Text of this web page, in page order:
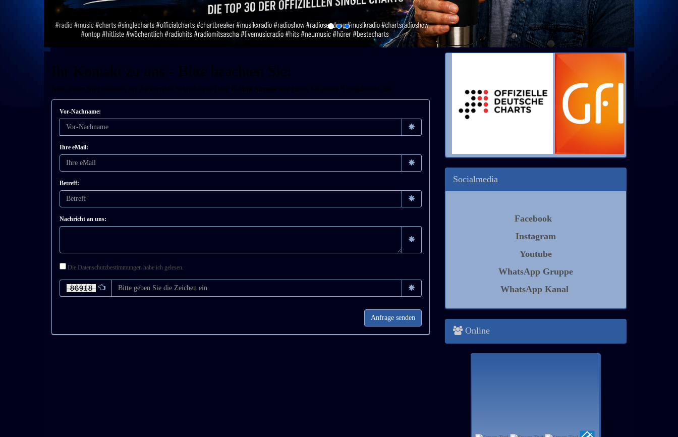
Ihr Kontakt zu uns - Bitte beachten Sie:
Bitte achten Sie besonders auf die korrekte Schreibweise Ihrer E-Mail Adresse und füllen Sie dieses * Eingabefeld aus.
Vor-Nachname:
Ihre eMail:
Betreff:
Nachricht an uns:
Die Datenschutzbestimmungen habe ich gelesen.
Socialmedia
Facebook
Instagram
Youtube
WhatsApp Gruppe
WhatsApp Kanal
Online